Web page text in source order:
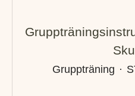
Gruppträning ·